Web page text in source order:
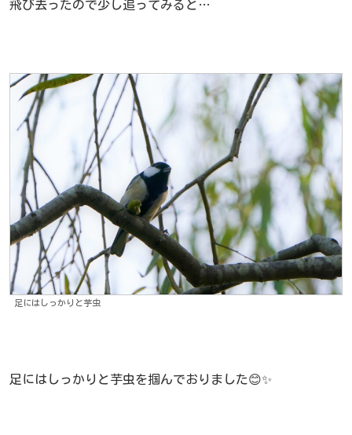
飛び去ったので少し追ってみると…
足にはしっかりと芋虫
足にはしっかりと芋虫を掴んでおりました😊✨